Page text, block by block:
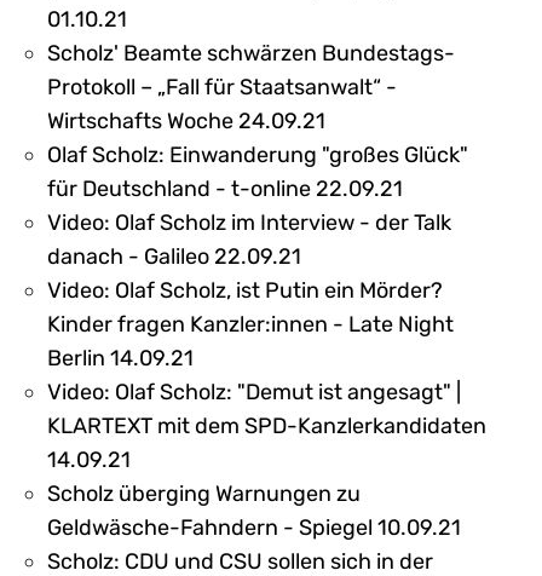
01.10.21
Scholz' Beamte schwärzen Bundestags-
Protokoll – „Fall für Staatsanwalt“ -
Wirtschafts Woche 24.09.21
Olaf Scholz: Einwanderung "großes Glück"
für Deutschland - t-online 22.09.21
Video: Olaf Scholz im Interview - der Talk
danach - Galileo 22.09.21
Video: Olaf Scholz, ist Putin ein Mörder?
Kinder fragen Kanzler:innen - Late Night
Berlin 14.09.21
Video: Olaf Scholz: "Demut ist angesagt" |
KLARTEXT mit dem SPD-Kanzlerkandidaten
14.09.21
Scholz überging Warnungen zu
Geldwäsche-Fahndern - Spiegel 10.09.21
Scholz: CDU und CSU sollen sich in der